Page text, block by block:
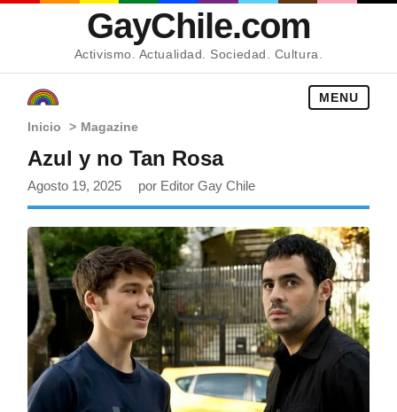
GayChile.com
Activismo. Actualidad. Sociedad. Cultura.
MENU
Inicio > Magazine
Azul y no Tan Rosa
Agosto 19, 2025 por Editor Gay Chile